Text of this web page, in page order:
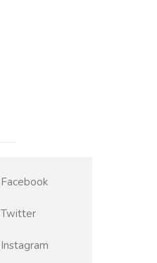
Facebook
Twitter
Instagram